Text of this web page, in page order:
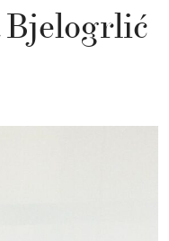
Bjelogrlić